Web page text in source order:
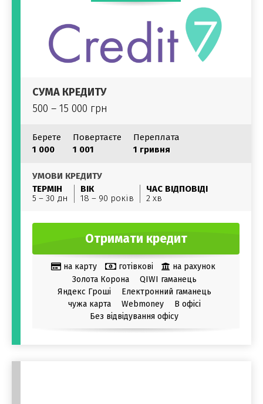
СУМА КРЕДИТУ
500 – 15 000 грн
Берете
1 000
Повертаєте
1 001
Переплата
1 гривня
УМОВИ КРЕДИТУ
ТЕРМІН
5 – 30 дн
ВІК
18 – 90 років
ЧАС ВІДПОВІДІ
2 хв
Отримати кредит
на карту готівкові
на рахунок
Золота Корона
QIWI гаманець
Яндекс Гроші
Електронний гаманець
чужа карта
Webmoney
В офісі
Без відвідування офісу